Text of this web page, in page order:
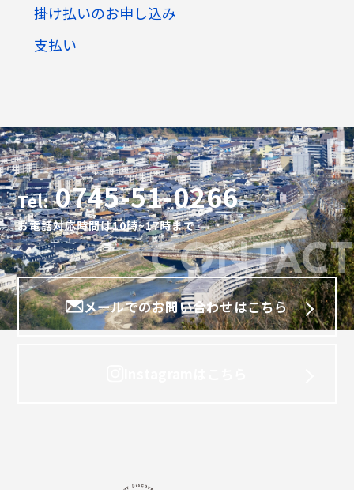
STORE
NEWS
お知らせ
CONTACT
お問い合わせ
掛け払いのお申し込み
支払い
CONTACT
Tel:0745-51-0266
お電話対応時間は10時~17時まで
メールでのお問い合わせはこちら